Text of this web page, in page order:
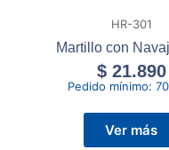
HR-301
Martillo con
$21.890
Pedido mínimo:
Ver más